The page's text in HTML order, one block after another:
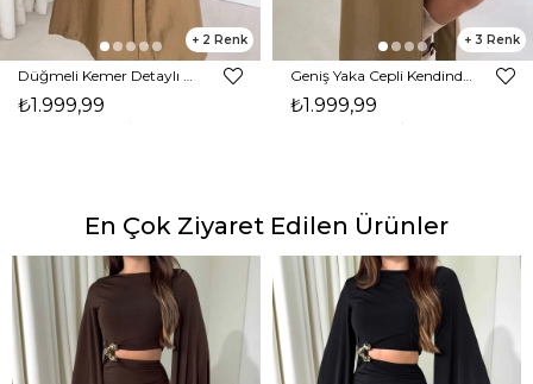
2
₺1.999,99
3
₺1.999,99
En Çok Ziyaret Edilen Ürünler